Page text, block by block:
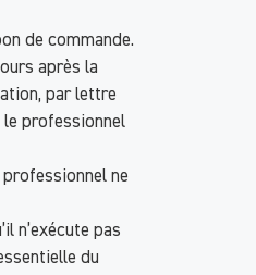
de commande.
après la
par lettre
le professionnel
ne
n’exécute pas
du